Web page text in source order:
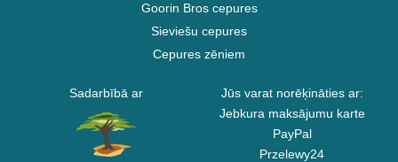
Goorin Bros cepures
Sieviešu cepures
Cepures zēniem
Sadarbībā ar
Jūs varat norēķināties ar:
Jebkura maksājumu karte
PayPal
Przelewy24